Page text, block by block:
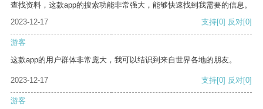
查找资料，这款app的搜索功能非常强大，能够快速找到我需要的信息。
2023-12-17
支持[0] 反对[0]
游客
这款app的用户群体非常庞大，我可以结识到来自世界各地的朋友。
2023-12-17 支持[0] 反对[0]
游客